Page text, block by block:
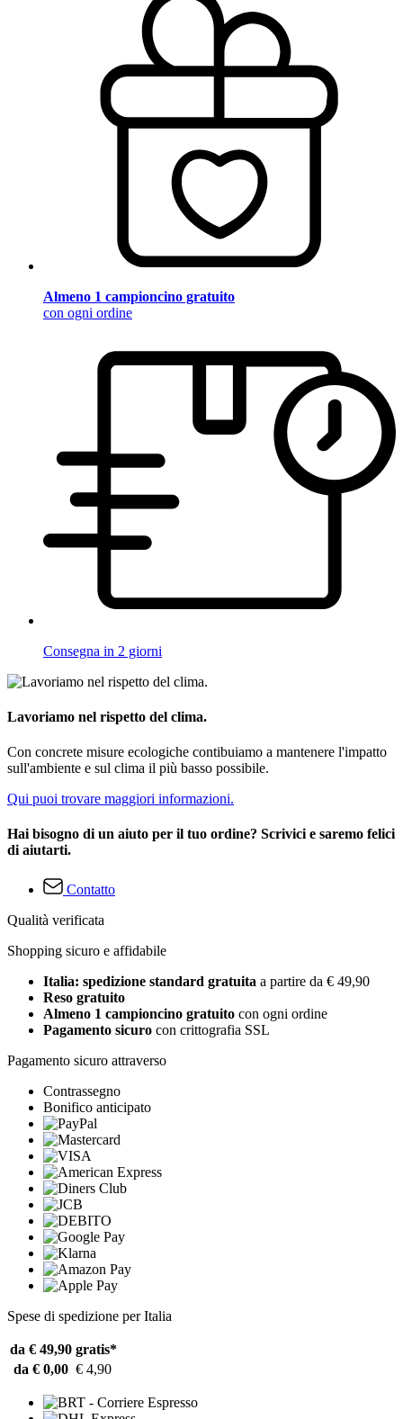
Almeno 1 campioncino gratuito
con ogni ordine
Consegna in 2 giorni
Lavoriamo nel rispetto del clima.
Con concrete misure ecologiche contibuiamo a mantenere l'impatto
sull'ambiente e sul clima il più basso possibile.
Qui puoi trovare maggiori informazioni.
Hai bisogno di un aiuto per il tuo ordine? Scrivici e saremo felici
di aiutarti.
Contatto
Qualità verificata
Shopping sicuro e affidabile
Italia: spedizione standard gratuita a partire da € 49,90
Reso gratuito
Almeno 1 campioncino gratuito con ogni ordine
Pagamento sicuro con crittografia SSL
Pagamento sicuro attraverso
Contrassegno
Bonifico anticipato
Spese di spedizione per Italia
da € 49,90 gratis*
da € 0,00 € 4,90